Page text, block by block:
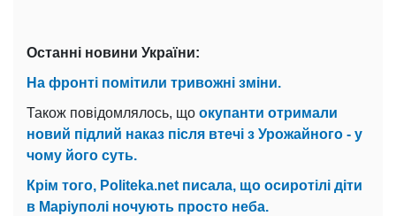
Останні новини України:
На фронті помітили тривожні зміни.
Також повідомлялось, що окупанти отримали
новий підлий наказ після втечі з Урожайного - у
чому його суть.
Крім того, Politeka.net писала, що осиротілі діти
в Маріуполі ночують просто неба.